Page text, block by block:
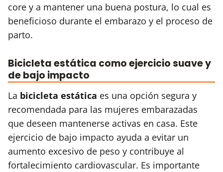
core y a mantener una buena postura, lo cual es
beneficioso durante el embarazo y el proceso de
parto.
Bicicleta estática como ejercicio suave y
de bajo impacto
La bicicleta estática es una opción segura y
recomendada para las mujeres embarazadas
que deseen mantenerse activas en casa. Este
ejercicio de bajo impacto ayuda a evitar un
aumento excesivo de peso y contribuye al
fortalecimiento cardiovascular. Es importante